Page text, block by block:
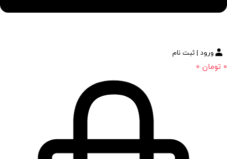
ورود | ثبت نام
0 تومان 0